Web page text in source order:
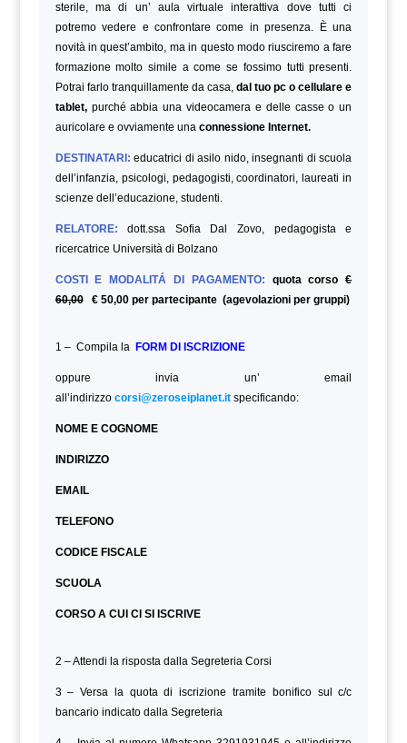
sterile, ma di un’ aula virtuale interattiva dove tutti ci
potremo vedere e confrontare come in presenza. È una
novità in quest’ambito, ma in questo modo riusciremo a fare
formazione molto simile a come se fossimo tutti presenti.
Potrai farlo tranquillamente da casa, dal tuo pc o cellulare e
tablet,purché abbia una videocamera e delle casse o un
auricolare e ovviamente una connessione Internet.
DESTINATARI: educatrici di asilo nido, insegnanti di scuola
dell’infanzia, psicologi, pedagogisti, coordinatori, laureati in
scienze dell’educazione, studenti.
RELATORE: dott.ssa Sofia Dal Zovo, pedagogista e
ricercatrice Università di Bolzano
COSTI E MODALITÁ DI PAGAMENTO: quota corso€
60,00€ 50,00 per partecipante (agevolazioni per gruppi)
1 – Compila la FORM DI ISCRIZIONE
oppure invia un’ email
all’indirizzo corsi@zeroseiplanet.itspecificando:
NOME E COGNOME
INDIRIZZO
EMAIL
TELEFONO
CODICE FISCALE
SCUOLA
CORSO A CUI CI SI ISCRIVE
2 – Attendi la risposta dalla Segreteria Corsi
3 – Versa la quota di iscrizione tramite bonifico sul c/c
bancario indicato dalla Segreteria